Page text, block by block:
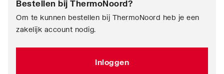
Bestellen bij ThermoNoord?
Om te kunnen bestellen bij ThermoNoord heb je een
zakelijk account nodig.
Inloggen